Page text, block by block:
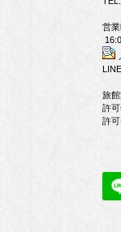
営
旅
許
許